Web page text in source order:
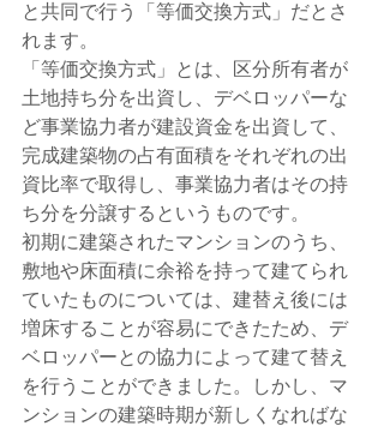
と共同で行う「等価交換方式」だとさ
れます。
「等価交換方式」とは、区分所有者が
土地持ち分を出資し、デベロッパーな
ど事業協力者が建設資金を出資して、
完成建築物の占有面積をそれぞれの出
資比率で取得し、事業協力者はその持
ち分を分譲するというものです。
初期に建築されたマンションのうち、
敷地や床面積に余裕を持って建てられ
ていたものについては、建替え後には
増床することが容易にできたため、デ
ベロッパーとの協力によって建て替え
を行うことができました。しかし、マ
ンションの建築時期が新しくなればな